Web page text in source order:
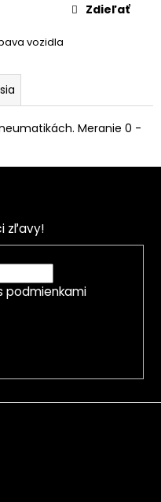
vozidla
Zdieľať
Meranie 0 -
zľavy!
podmienkami